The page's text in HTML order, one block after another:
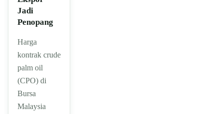
Jadi
Penopang
Harga
kontrak crude
palm oil
(CPO) di
Bursa
Malaysia